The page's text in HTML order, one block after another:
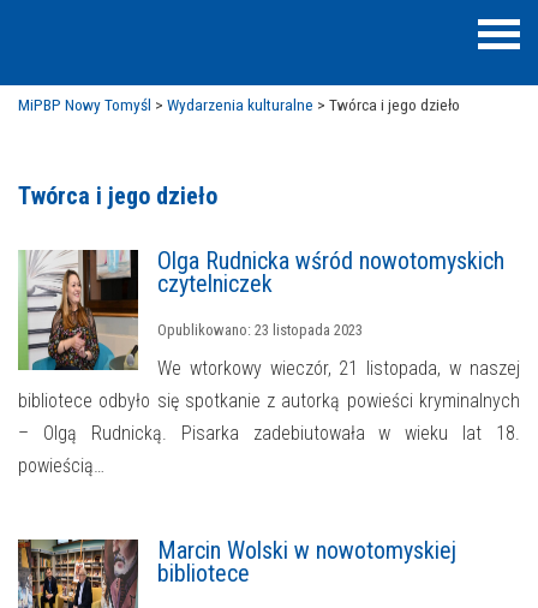
BAZY DANYCH
AKTUALNOŚCI
NAJBLIŻSZE WYDARZENIA
WYDARZENIA BIEŻĄCE
WYDARZYŁO SIĘ
NASZA OFERTA
STREFA WIEDZY O REGIONIE
STREFA KOLORU
POLECANE STRONY
MiPBP Nowy Tomyśl > Wydarzenia kulturalne > Twórca i jego dzieło
Twórca i jego dzieło
Olga Rudnicka wśród nowotomyskich
czytelniczek
Opublikowano: 23 listopada 2023
We wtorkowy wieczór, 21 listopada, w naszej
bibliotece odbyło się spotkanie z autorką powieści kryminalnych
– Olgą Rudnicką. Pisarka zadebiutowała w wieku lat 18.
powieścią…
Marcin Wolski w nowotomyskiej
bibliotece